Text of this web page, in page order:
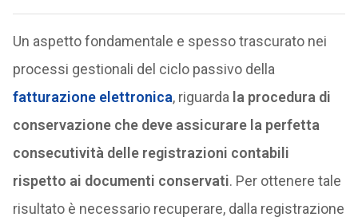
Un aspetto fondamentale e spesso trascurato nei
processi gestionali del ciclo passivo della
fatturazione elettronica, riguarda la procedura di
conservazione che deve assicurare la perfetta
consecutività delle registrazioni contabili
rispetto ai documenti conservati. Per ottenere tale
risultato è necessario recuperare, dalla registrazione